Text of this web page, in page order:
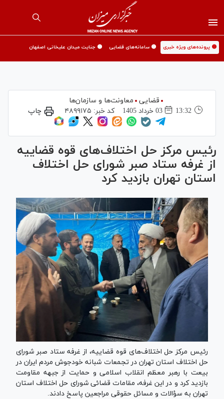
🟡 پرونده‌های ویژه خبری 🟡 سامانه‌های قضایی 🟡 جنایت میدان علیخانی اصفهان
قضایی
معاونت‌ها و سازمان‌ها
13:32
03 خرداد 1405 کد خبر: ۴۸۹۹۱۷۵ چاپ
رئیس مرکز حل اختلاف‌های قوه قضاییه
از غرفه ستاد صبر شورای حل اختلاف
استان تهران بازدید کرد
رئیس مرکز حل اختلاف‌های قوه قضاییه، از غرفه ستاد صبر شورای
حل اختلاف استان تهران در تجمعات شبانه خودجوش مردم ایران در
بیعت با رهبر معظم انقلاب اسلامی و حمایت از جبهه مقاومت
بازدید کرد و در این غرفه، مقامات قضائی شورای حل اختلاف استان
تهران به سؤالات و مسائل حقوقی مراجعین پاسخ دادند.